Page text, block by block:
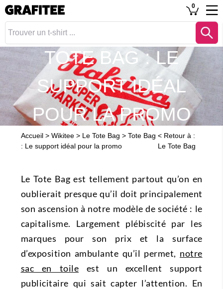
0
TOTE BAG : LE
SUPPORT IDÉAL
POUR LA PROMO
Accueil > Wikitee > Le Tote Bag >Tote Bag
: Le support idéal pour la promo
< Retour à :
Le Tote Bag
Le Tote Bag est tellement partout qu’on en
oublierait presque qu’il doit principalement
son ascension à notre modèle de société : le
capitalisme. Largement plébiscité par les
marques pour son prix et la surface
d’exposition ambulante qu’il permet, notre
sac en toile est un excellent support
publicitaire qui sait capter l’attention. En